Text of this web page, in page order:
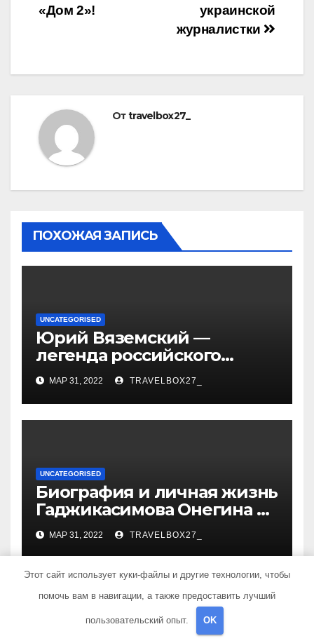
украинской
журналистки
«Дом 2»!
Отtravelbox27_
ПОХОЖАЯ ЗАПИСЬ
UNCATEGORISED
Юрий Вяземский —
легенда российского
спорта — биография,
достижения и вклад в
развитие гимнастики
МАР 31, 2022 TRAVELBOX27_
UNCATEGORISED
Биография и личная жизнь
Гаджикасимова Онегина —
информация о жене и
детях
МАР 31, 2022 TRAVELBOX27_
Этот сайт использует куки-файлы и другие технологии, чтобы
помочь вам в навигации, а также предоставить лучший
пользовательский опыт. OK